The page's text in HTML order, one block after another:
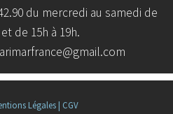
du mercredi au samedi de
de 15h à 19h.
Légales | CGV